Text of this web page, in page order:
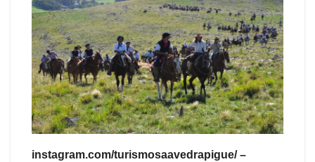
instagram.com/turismosaavedrapigue/ –